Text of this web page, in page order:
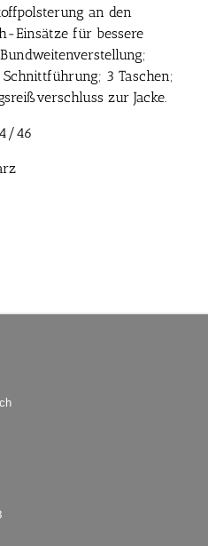
an den
Einsätze für bessere
3 Taschen;
zur Jacke.
46